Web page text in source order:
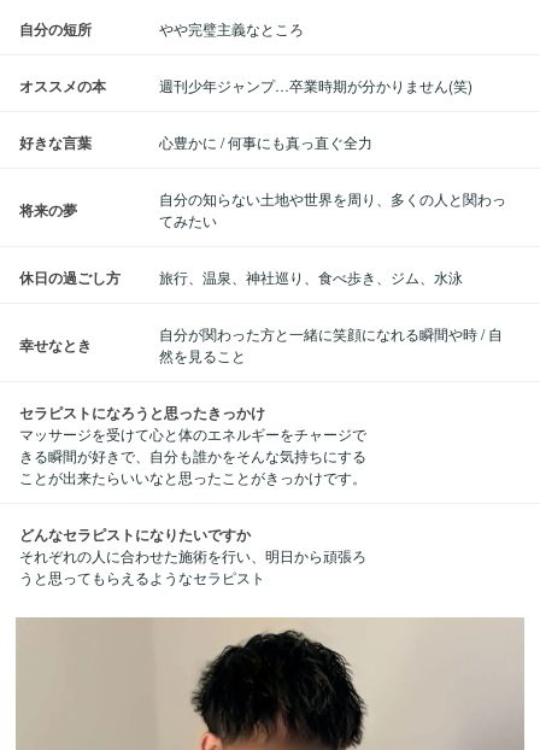
自分の短所 やや完璧主義なところ
オススメの本 週刊少年ジャンプ…卒業時期が分かりません(笑)
好きな言葉 心豊かに / 何事にも真っ直ぐ全力
将来の夢
自分の知らない土地や世界を周り、多くの人と関わっ
てみたい
休日の過ごし方 旅行、温泉、神社巡り、食べ歩き、ジム、水泳
幸せなとき
自分が関わった方と一緒に笑顔になれる瞬間や時 / 自
然を見ること
セラピストになろうと思ったきっかけ
マッサージを受けて心と体のエネルギーをチャージで
きる瞬間が好きで、自分も誰かをそんな気持ちにする
ことが出来たらいいなと思ったことがきっかけです。
どんなセラピストになりたいですか
それぞれの人に合わせた施術を行い、明日から頑張ろ
うと思ってもらえるようなセラピスト